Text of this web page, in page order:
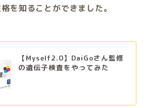
を知ることができました。
【Myself2.0】DaiGoさん監修
の遺伝子検査をやってみた